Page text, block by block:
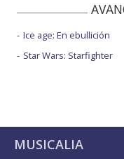
Ice age: En ebullición
Star Wars: Starfighter
MUSICALIA